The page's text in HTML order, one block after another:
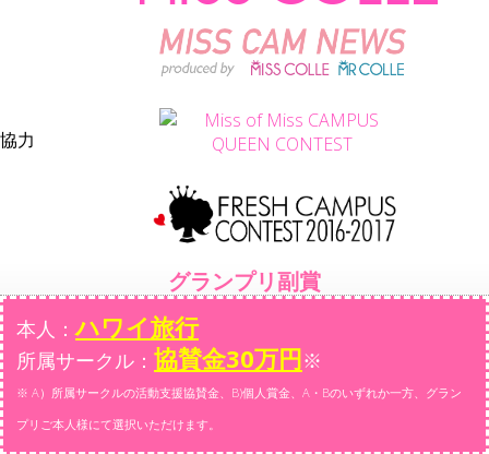
協力
グランプリ副賞
本人：ハワイ旅行
所属サークル： 協賛金30万円※
※ A）所属サークルの活動支援協賛金、B)個人賞金、A・Bのいずれか一方、グラン
プリご本人様にて選択いただけます。